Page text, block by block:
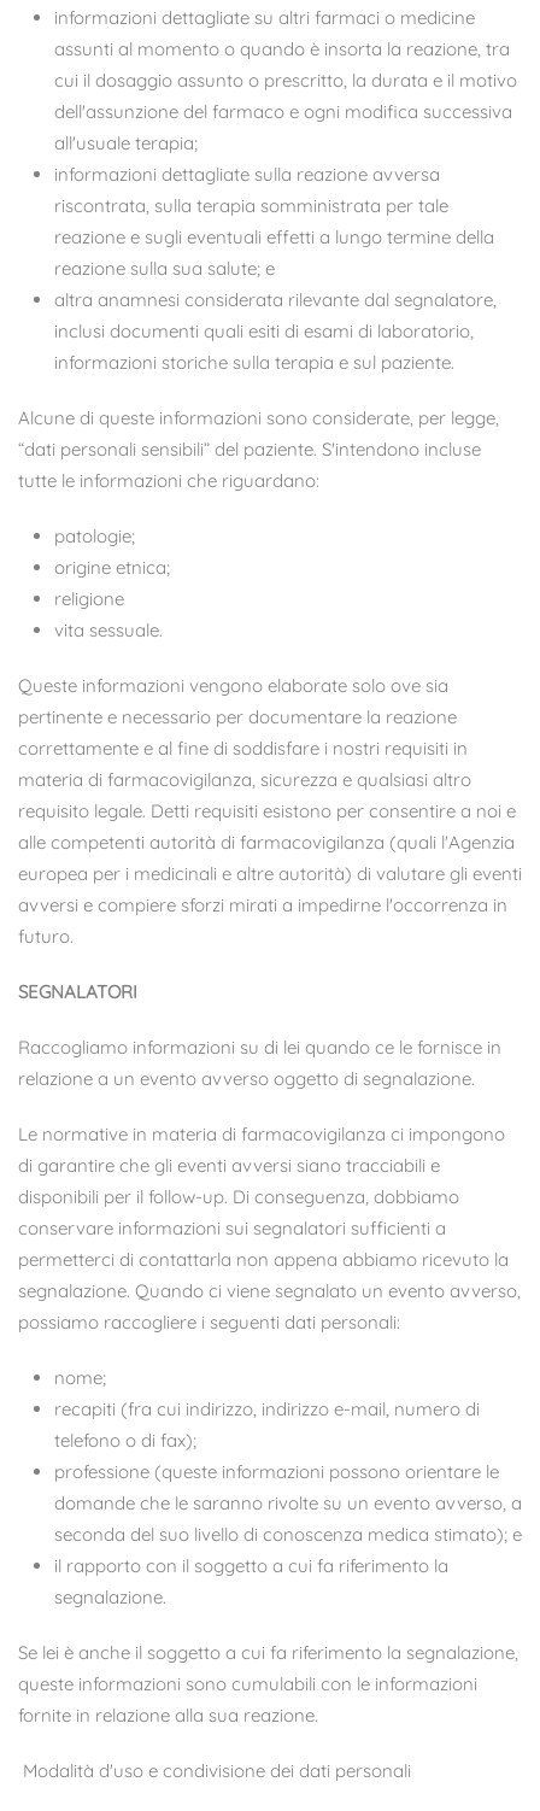
informazioni dettagliate su altri farmaci o medicine
assunti al momento o quando è insorta la reazione, tra
cui il dosaggio assunto o prescritto, la durata e il motivo
dell'assunzione del farmaco e ogni modifica successiva
all'usuale terapia;
informazioni dettagliate sulla reazione avversa
riscontrata, sulla terapia somministrata per tale
reazione e sugli eventuali effetti a lungo termine della
reazione sulla sua salute; e
altra anamnesi considerata rilevante dal segnalatore,
inclusi documenti quali esiti di esami di laboratorio,
informazioni storiche sulla terapia e sul paziente.
Alcune di queste informazioni sono considerate, per legge,
“dati personali sensibili” del paziente. S'intendono incluse
tutte le informazioni che riguardano:
patologie;
origine etnica;
religione
vita sessuale.
Queste informazioni vengono elaborate solo ove sia
pertinente e necessario per documentare la reazione
correttamente e al fine di soddisfare i nostri requisiti in
materia di farmacovigilanza, sicurezza e qualsiasi altro
requisito legale. Detti requisiti esistono per consentire a noi e
alle competenti autorità di farmacovigilanza (quali l'Agenzia
europea per i medicinali e altre autorità) di valutare gli eventi
avversi e compiere sforzi mirati a impedirne l'occorrenza in
futuro.
SEGNALATORI
Raccogliamo informazioni su di lei quando ce le fornisce in
relazione a un evento avverso oggetto di segnalazione.
Le normative in materia di farmacovigilanza ci impongono
di garantire che gli eventi avversi siano tracciabili e
disponibili per il follow-up. Di conseguenza, dobbiamo
conservare informazioni sui segnalatori sufficienti a
permetterci di contattarla non appena abbiamo ricevuto la
segnalazione. Quando ci viene segnalato un evento avverso,
possiamo raccogliere i seguenti dati personali:
nome;
recapiti (fra cui indirizzo, indirizzo e-mail, numero di
telefono o di fax);
professione (queste informazioni possono orientare le
domande che le saranno rivolte su un evento avverso, a
seconda del suo livello di conoscenza medica stimato); e
il rapporto con il soggetto a cui fa riferimento la
segnalazione.
Se lei è anche il soggetto a cui fa riferimento la segnalazione,
queste informazioni sono cumulabili con le informazioni
fornite in relazione alla sua reazione.
Modalità d'uso e condivisione dei dati personali